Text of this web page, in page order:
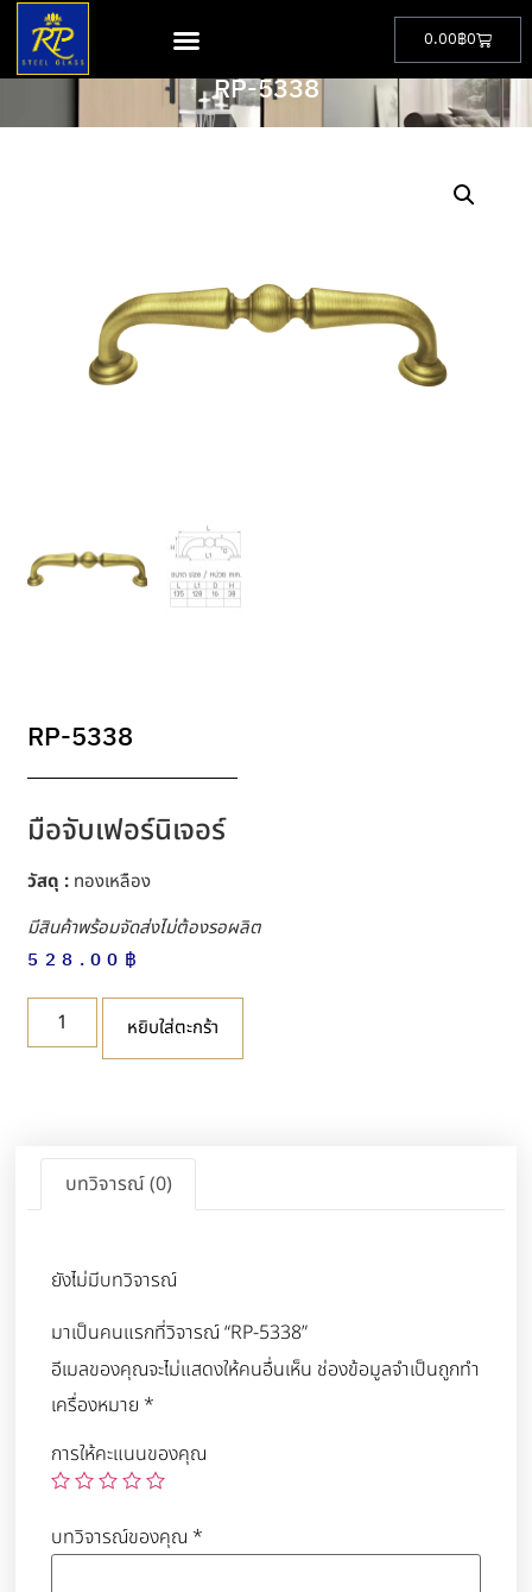
0.00฿0
RP-5338
RP-5338
มือจับเฟอร์นิเจอร์
วัสดุ : ทองเหลือง
มีสินค้าพร้อมจัดส่งไม่ต้องรอผลิต
528.00 ฿
หยิบใส่ตะกร้า
บทวิจารณ์ (0)
ยังไม่มีบทวิจารณ์
มาเป็นคนแรกที่วิจารณ์ “RP-5338”
อีเมลของคุณจะไม่แสดงให้คนอื่นเห็น ช่องข้อมูลจำเป็นถูกทำ
เครื่องหมาย *
การให้คะแนนของคุณ
บทวิจารณ์ของคุณ *